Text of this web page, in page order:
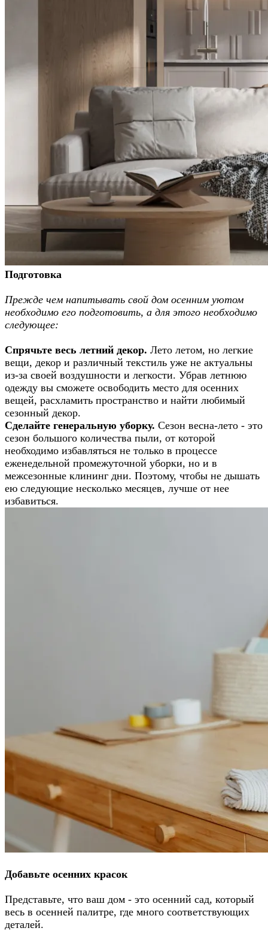
Подготовка
Прежде чем напитывать свой дом осенним уютом
необходимо его подготовить, а для этого необходимо
следующее:
Спрячьте весь летний декор. Лето летом, но легкие
вещи, декор и различный текстиль уже не актуальны
из-за своей воздушности и легкости. Убрав летнюю
одежду вы сможете освободить место для осенних
вещей, расхламить пространство и найти любимый
сезонный декор.
Сделайте генеральную уборку. Сезон весна-лето - это
сезон большого количества пыли, от которой
необходимо избавляться не только в процессе
еженедельной промежуточной уборки, но и в
межсезонные клининг дни. Поэтому, чтобы не дышать
ею следующие несколько месяцев, лучше от нее
избавиться.
Добавьте осенних красок
Представьте, что ваш дом - это осенний сад, который
весь в осенней палитре, где много соответствующих
деталей.